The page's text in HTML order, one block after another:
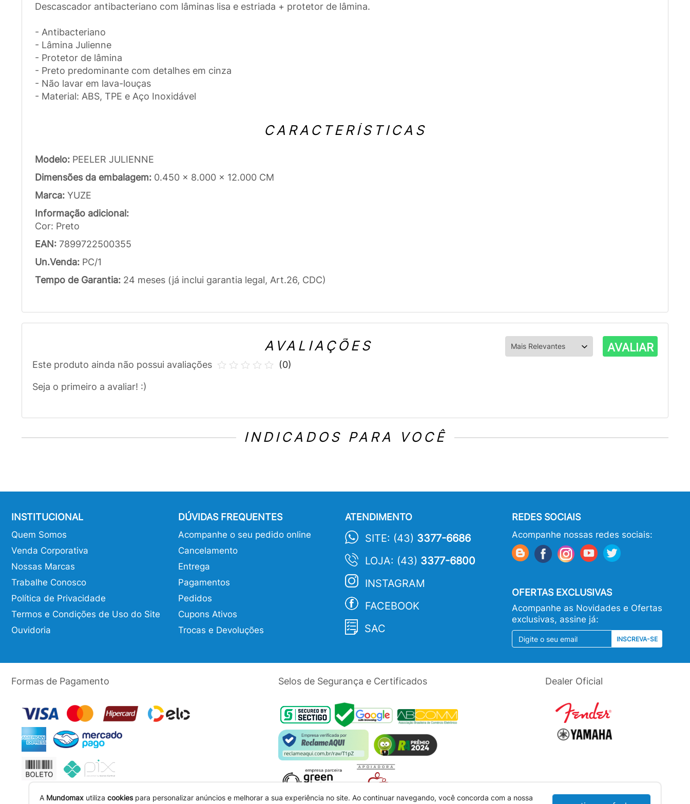
Descascador antibacteriano com lâminas lisa e estriada + protetor de lâmina.
- Antibacteriano
- Lâmina Julienne
- Protetor de lâmina
- Preto predominante com detalhes em cinza
- Não lavar em lava-louças
- Material: ABS, TPE e Aço Inoxidável
CARACTERÍSTICAS
Modelo: PEELER JULIENNE
Dimensões da embalagem: 0.450 x 8.000 x 12.000 CM
Marca: YUZE
Informação adicional:
Cor: Preto
EAN: 7899722500355
Un.Venda: PC/1
Tempo de Garantia: 24 meses (já inclui garantia legal, Art.26, CDC)
AVALIAÇÕES AVALIAR
Este produto ainda não possui avaliações
Seja o primeiro a avaliar! :)
(0)
INDICADOS PARA VOCÊ
INSTITUCIONAL
Quem Somos
Venda Corporativa
Nossas Marcas
Trabalhe Conosco
Política de Privacidade
Termos e Condições de Uso do Site
Ouvidoria
DÚVIDAS FREQUENTES
Acompanhe o seu pedido online
Cancelamento
Entrega
Pagamentos
Pedidos
Cupons Ativos
Trocas e Devoluções
ATENDIMENTO
SITE: (43) 3377-6686
LOJA: (43) 3377-6800
INSTAGRAM
FACEBOOK
SAC
REDES SOCIAIS
Acompanhe nossas redes sociais:
OFERTAS EXCLUSIVAS
Acompanhe as Novidades e Ofertas
exclusivas, assine já:
INSCREVA-SE
Formas de Pagamento Selos de Segurança e Certificados Dealer Oficial
A Mundomax utiliza cookiespara personalizar anúncios e melhorar a sua experiência no site. Ao continuar navegando, você concorda com a nossa